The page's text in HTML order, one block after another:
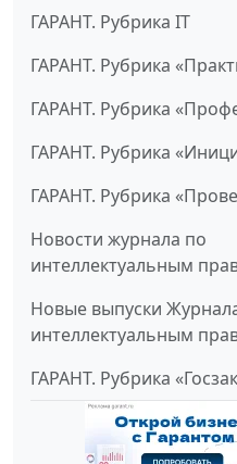
ГАРАНТ. Рубрика IT
ГАРАНТ. Рубрика
ГАРАНТ. Рубрика
ГАРАНТ. Рубрика
ГАРАНТ. Рубрика
Новости журнала по
интеллектуальным
Новые выпуски
интеллектуальным
ГАРАНТ. Рубрика